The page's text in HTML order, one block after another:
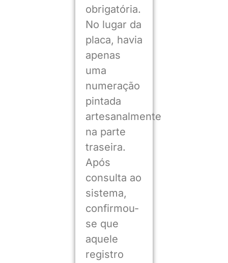
obrigatória.
No lugar da
placa, havia
apenas
uma
numeração
pintada
artesanalmente
na parte
traseira.
Após
consulta ao
sistema,
confirmou-
se que
aquele
registro